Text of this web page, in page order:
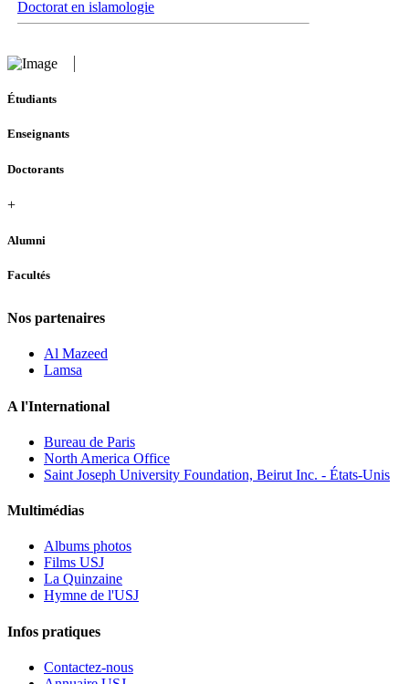
Doctorat en islamologie
Étudiants
Enseignants
Doctorants
+
Alumni
Facultés
Nos partenaires
Al Mazeed
Lamsa
A l'International
Bureau de Paris
North America Office
Saint Joseph University Foundation, Beirut Inc. - États-Unis
Multimédias
Albums photos
Films USJ
La Quinzaine
Hymne de l'USJ
Infos pratiques
Contactez-nous